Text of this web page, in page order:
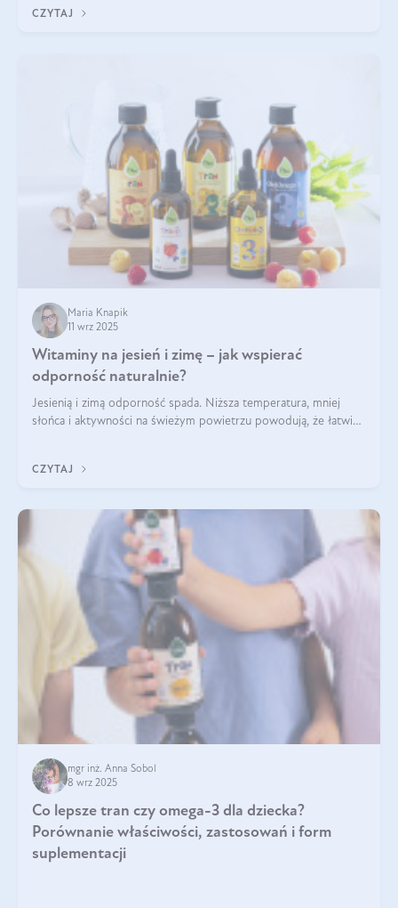
bardziej biodostępny
CZYTAJ
Maria Knapik
11 wrz 2025
Witaminy na jesień i zimę – jak wspierać
odporność naturalnie?
Jesienią i zimą odporność spada. Niższa temperatura, mniej
słońca i aktywności na świeżym powietrzu powodują, że łatwiej
suplementować jesienią i zimą?
CZYTAJ
mgr inż. Anna Sobol
8 wrz 2025
Co lepsze tran czy omega-3 dla dziecka?
Porównanie właściwości, zastosowań i form
suplementacji